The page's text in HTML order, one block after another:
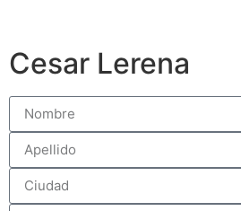
Cesar Lerena